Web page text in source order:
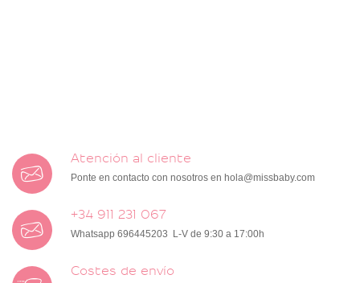
Atención al cliente
Ponte en contacto con nosotros en hola@missbaby.com
+34 911 231 067
Whatsapp 696445203 L-V de 9:30 a 17:00h
Costes de envío